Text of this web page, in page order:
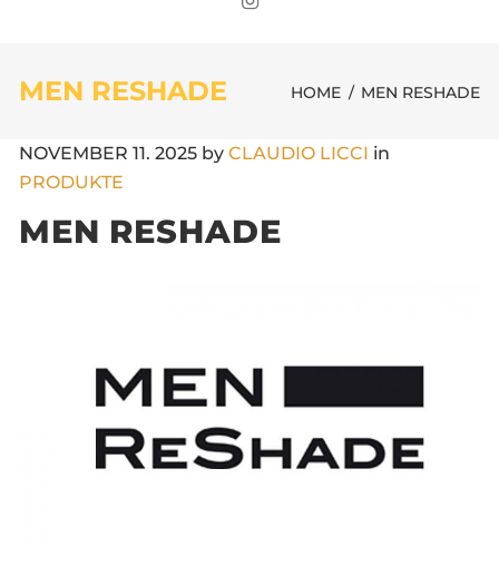
MEN RESHADE HOME / MEN RESHADE
NOVEMBER 11. 2025 by CLAUDIO LICCI in
PRODUKTE
MEN RESHADE